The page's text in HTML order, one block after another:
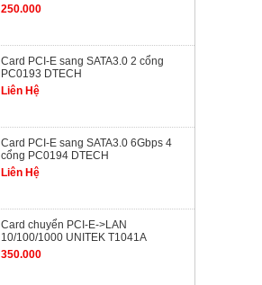
250.000
Card PCI-E sang SATA3.0 2 cổng
PC0193 DTECH
Liên Hệ
Card PCI-E sang SATA3.0 6Gbps 4
cổng PC0194 DTECH
Liên Hệ
Card chuyển PCI-E->LAN
10/100/1000 UNITEK T1041A
350.000